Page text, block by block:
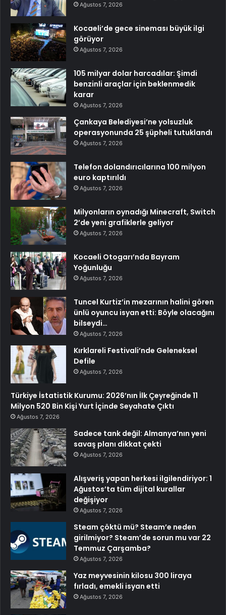
Ağustos 7, 2026
Kocaeli’de gece sineması büyük ilgi
görüyor
Ağustos 7, 2026
105 milyar dolar harcadılar: Şimdi
benzinli araçlar için beklenmedik
karar
Ağustos 7, 2026
Çankaya Belediyesi’ne yolsuzluk
operasyonunda 25 şüpheli tutuklandı
Ağustos 7, 2026
Telefon dolandırıcılarına 100 milyon
euro kaptırıldı
Ağustos 7, 2026
Milyonların oynadığı Minecraft, Switch
2’de yeni grafiklerle geliyor
Ağustos 7, 2026
Kocaeli Otogarı’nda Bayram
Yoğunluğu
Ağustos 7, 2026
Tuncel Kurtiz’in mezarının halini gören
ünlü oyuncu isyan etti: Böyle olacağını
bilseydi…
Ağustos 7, 2026
Kırklareli Festivali’nde Geleneksel
Defile
Ağustos 7, 2026
Türkiye İstatistik Kurumu: 2026’nın İlk Çeyreğinde 11
Milyon 520 Bin Kişi Yurt İçinde Seyahate Çıktı
Ağustos 7, 2026
Sadece tank değil: Almanya’nın yeni
savaş planı dikkat çekti
Ağustos 7, 2026
Alışveriş yapan herkesi ilgilendiriyor: 1
Ağustos’ta tüm dijital kurallar
değişiyor
Ağustos 7, 2026
Steam çöktü mü? Steam’e neden
girilmiyor? Steam’de sorun mu var 22
Temmuz Çarşamba?
Ağustos 7, 2026
Yaz meyvesinin kilosu 300 liraya
fırladı, emekli isyan etti
Ağustos 7, 2026